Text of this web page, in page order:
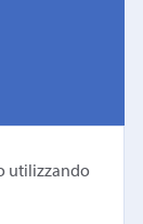
utilizzando